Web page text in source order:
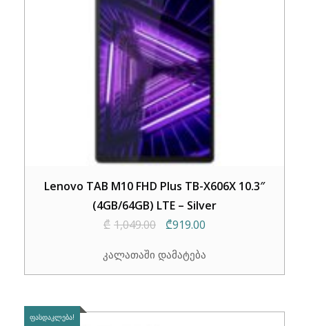
Lenovo TAB M10 FHD Plus TB-X606X 10.3″
(4GB/64GB) LTE – Silver
₾ 1,049.00
Original
was:
₾919.00
is:
კალათაში დამატება
ᲤᲐᲡᲓᲐᲙᲚᲔᲑᲐ!